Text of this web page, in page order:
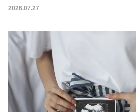
2026.07.27